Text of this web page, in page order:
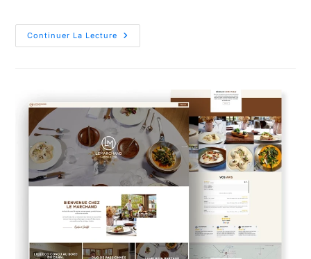
Continuer La Lecture